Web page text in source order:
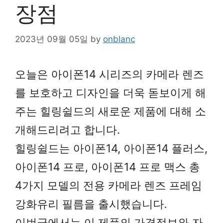
장점
2023년 09월 05일 by onblanc
오늘은 아이폰14 시리즈의 카메라 렌즈
를 보호하고 디자인을 더욱 돋보이게 해
주는 힐링쉴드의 새로운 제품에 대해 소
개해드리려고 합니다.
힐링쉴드는 아이폰14, 아이폰14 플러스,
아이폰14 프로, 아이폰14 프로 맥스 총
4가지 모델의 전용 카메라 렌즈 프레임
강화유리 필름을 출시했습니다.